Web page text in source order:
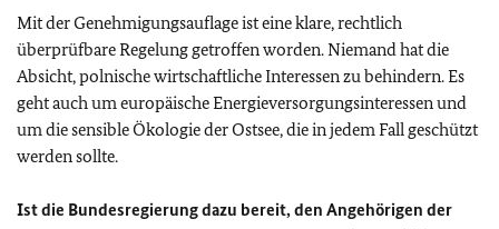
Mit der Genehmigungsauflage ist eine klare, rechtlich
überprüfbare Regelung getroffen worden. Niemand hat die
Absicht, polnische wirtschaftliche Interessen zu behindern. Es
geht auch um europäische Energieversorgungsinteressen und
um die sensible Ökologie der Ostsee, die in jedem Fall geschützt
werden sollte.
Ist die Bundesregierung dazu bereit, den Angehörigen der